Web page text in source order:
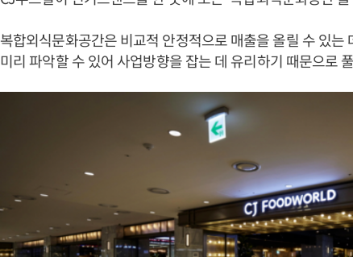
복합외식문화공간은 비교적 안정적으로 매출을 올릴 수 있는
미리 파악할 수 있어 사업방향을 잡는 데 유리하기 때문으로